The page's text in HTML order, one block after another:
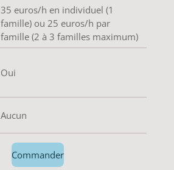
35 euros/h en individuel (1
famille) ou 25 euros/h par
famille (2 à 3 familles maximum)
Oui
Aucun
Commander